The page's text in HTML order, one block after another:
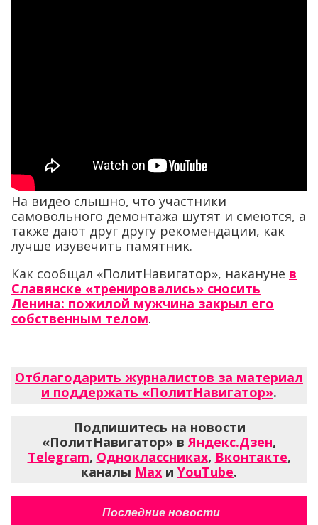
На видео слышно, что участники
самовольного демонтажа шутят и смеются, а
также дают друг другу рекомендации, как
лучше изувечить памятник.
Как сообщал «ПолитНавигатор», накануне в
Славянске «тренировались» сносить
Ленина: пожилой мужчина закрыл его
собственным телом.
Отблагодарить журналистов за материал
и поддержать «ПолитНавигатор».
Подпишитесь на новости
«ПолитНавигатор» вЯндекс.Дзен,
Telegram, Одноклассниках, Вконтакте,
каналы Max и YouTube.
Последние новости